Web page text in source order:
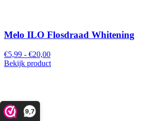
9,7
Melo ILO Flosdraad Whitening
€5,99 - €20,00
Bekijk product